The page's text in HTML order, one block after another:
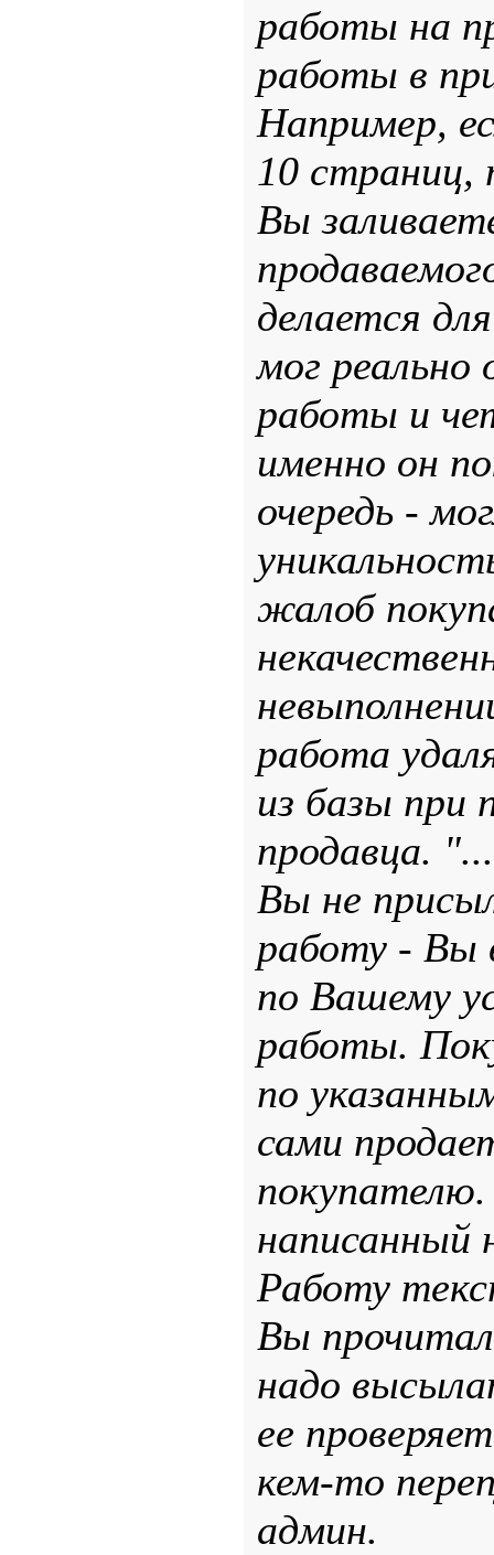
работы на
работы в
Например,
10
Вы
делается
мог реально
работы и
именно он
очередь -
жалоб
работа
из базы при
продавца.
Вы не
работу - Вы
по Вашему
работы.
по
сами
написанный
Работу
Вы
надо
ее
кем-то
админ.